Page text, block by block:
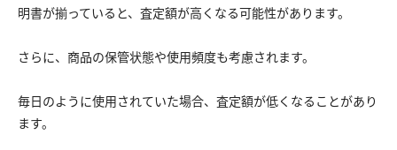
明書が揃っていると、査定額が高くなる可能性があります。
さらに、商品の保管状態や使用頻度も考慮されます。
毎日のように使用されていた場合、査定額が低くなることがあり
ます。